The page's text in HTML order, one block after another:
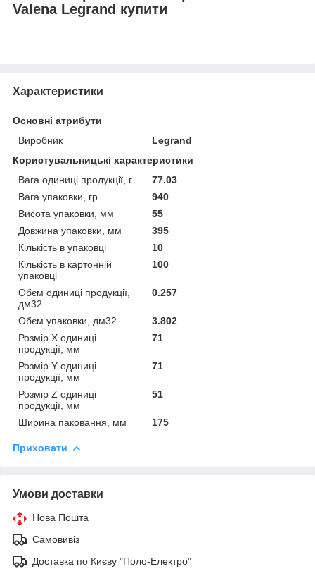
Valena Legrand купити
Характеристики
Основні атрибути
Виробник
Legrand
Користувальницькі характеристики
Вага одиниці продукції, г
77.03
Вага упаковки, гр
940
Висота упаковки, мм
55
Довжина упаковки, мм
395
Кількість в упаковці
10
Кількість в картонній
упаковці
100
Обєм одиниці продукції,
дм32
0.257
Обєм упаковки, дм32
3.802
Розмір X одиниці
продукції, мм
71
Розмір Y одиниці
продукції, мм
71
Розмір Z одиниці
продукції, мм
51
Ширина паковання, мм 175
Приховати
Умови доставки
Нова Пошта
Самовивіз
Доставка по Києву "Поло-Електро"